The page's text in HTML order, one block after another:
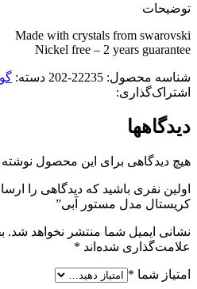
توضیحات
Made with crystals from swarovski
Nickel free – 2 years guarantee
شناسه محصول: 22235-202 دسته:
اشتراک‌گذاری:
دیدگاهها
هیچ دیدگاهی برای این محصول
اولین نفری باشید که دیدگاهی را
کریستال مدل مستور آبی”
نشانی ایمیل شما منتشر نخواهد شد.
علامت‌گذاری شده‌اند *
امتیاز شما *